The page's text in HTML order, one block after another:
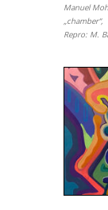
Manuel
„chamber“,
Repro: M.